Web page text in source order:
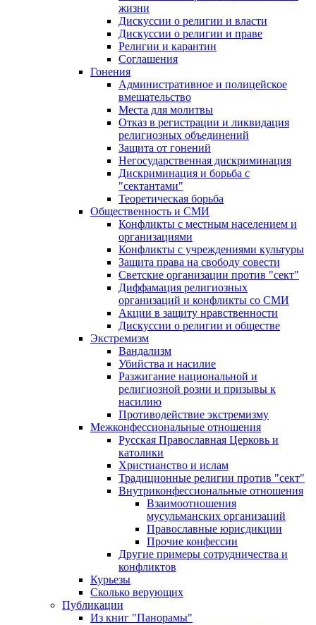
жизни
Дискуссии о религии и власти
Дискуссии о религии и праве
Религии и карантин
Соглашения
Гонения
Административное и полицейское
вмешательство
Места для молитвы
Отказ в регистрации и ликвидация
религиозных объединений
Защита от гонений
Негосударственная дискриминация
Дискриминация и борьба с
"сектантами"
Теоретическая борьба
Общественность и СМИ
Конфликты с местным населением и
организациями
Конфликты с учреждениями культуры
Защита права на свободу совести
Светские организации против "сект"
Диффамация религиозных
организаций и конфликты со СМИ
Акции в защиту нравственности
Дискуссии о религии и обществе
Экстремизм
Вандализм
Убийства и насилие
Разжигание национальной и
религиозной розни и призывы к
насилию
Противодействие экстремизму
Межконфессиональные отношения
Русская Православная Церковь и
католики
Христианство и ислам
Традиционные религии против "сект"
Внутриконфессиональные отношения
Взаимоотношения
мусульманских организаций
Православные юрисдикции
Прочие конфессии
Другие примеры сотрудничества и
конфликтов
Курьезы
Сколько верующих
Публикации
Из книг "Панорамы"